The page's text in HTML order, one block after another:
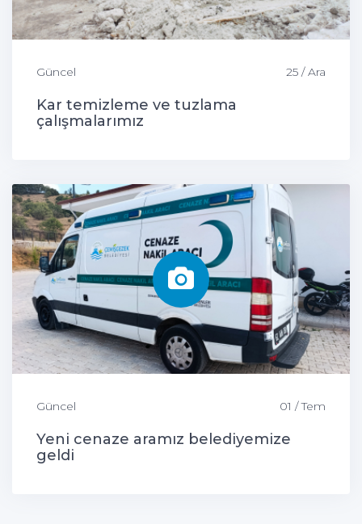
Güncel 25 / Ara
Kar temizleme ve tuzlama
çalışmalarımız
Güncel 01 / Tem
Yeni cenaze aramız belediyemize
geldi